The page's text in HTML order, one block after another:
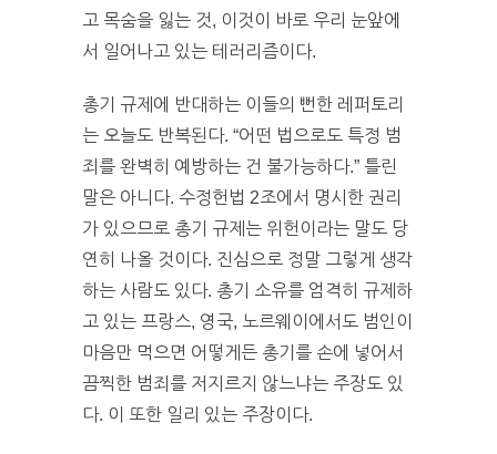
고 목숨을 잃는 것, 이것이 바로 우리 눈앞에
서 일어나고 있는 테러리즘이다.
총기 규제에 반대하는 이들의 뻔한 레퍼토리
는 오늘도 반복된다. “어떤 법으로도 특정 범
죄를 완벽히 예방하는 건 불가능하다.” 틀린
말은 아니다. 수정헌법 2조에서 명시한 권리
가 있으므로 총기 규제는 위헌이라는 말도 당
연히 나올 것이다. 진심으로 정말 그렇게 생각
하는 사람도 있다. 총기 소유를 엄격히 규제하
고 있는 프랑스, 영국, 노르웨이에서도 범인이
마음만 먹으면 어떻게든 총기를 손에 넣어서
끔찍한 범죄를 저지르지 않느냐는 주장도 있
다. 이 또한 일리 있는 주장이다.